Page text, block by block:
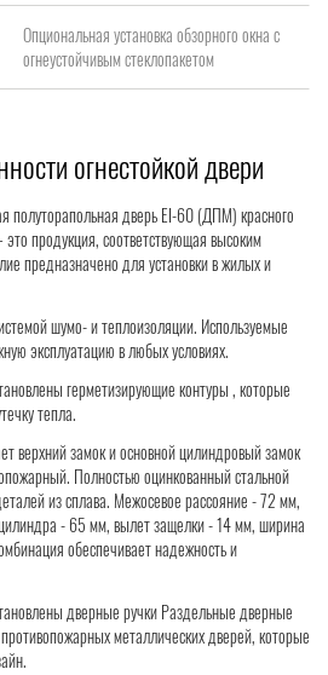
Опциональная установка обзорного окна с
огнеустойчивым стеклопакетом
огнестойкой двери
полуторапольная дверь EI-60 (ДПМ) красного
продукция, соответствующая высоким
предназначено для установки в жилых и
шумо- и теплоизоляции. Используемые
эксплуатацию в любых условиях.
герметизирующие контуры , которые
тепла.
верхний замок и основной цилиндровый замок
Полностью оцинкованный стальной
из сплава. Межосевое рассояние - 72 мм,
- 65 мм, вылет защелки - 14 мм, ширина
обеспечивает надежность и
дверные ручки Раздельные дверные
металлических дверей, которые